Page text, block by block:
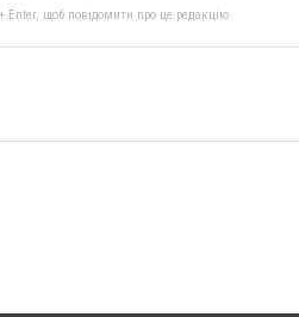
Enter, щоб повідомити про це редакцію